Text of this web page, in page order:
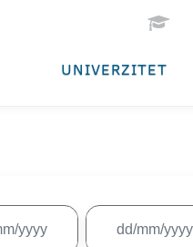
UNIVERZITET